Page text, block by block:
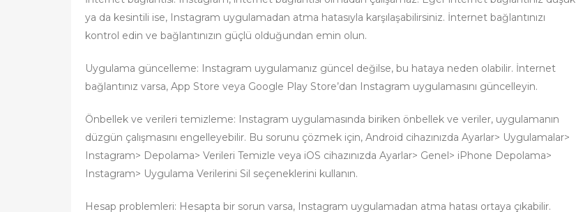
ya da kesintili ise, Instagram uygulamadan atma hatasıyla karşılaşabilirsiniz. İnternet bağlantınızı
kontrol edin ve bağlantınızın güçlü olduğundan emin olun.
Uygulama güncelleme: Instagram uygulamanız güncel değilse, bu hataya neden olabilir. İnternet
bağlantınız varsa, App Store veya Google Play Store’dan Instagram uygulamasını güncelleyin.
Önbellek ve verileri temizleme: Instagram uygulamasında biriken önbellek ve veriler, uygulamanın
düzgün çalışmasını engelleyebilir. Bu sorunu çözmek için, Android cihazınızda Ayarlar> Uygulamalar>
Instagram> Depolama> Verileri Temizle veya iOS cihazınızda Ayarlar> Genel> iPhone Depolama>
Instagram> Uygulama Verilerini Sil seçeneklerini kullanın.
Hesap problemleri: Hesapta bir sorun varsa, Instagram uygulamadan atma hatası ortaya çıkabilir.